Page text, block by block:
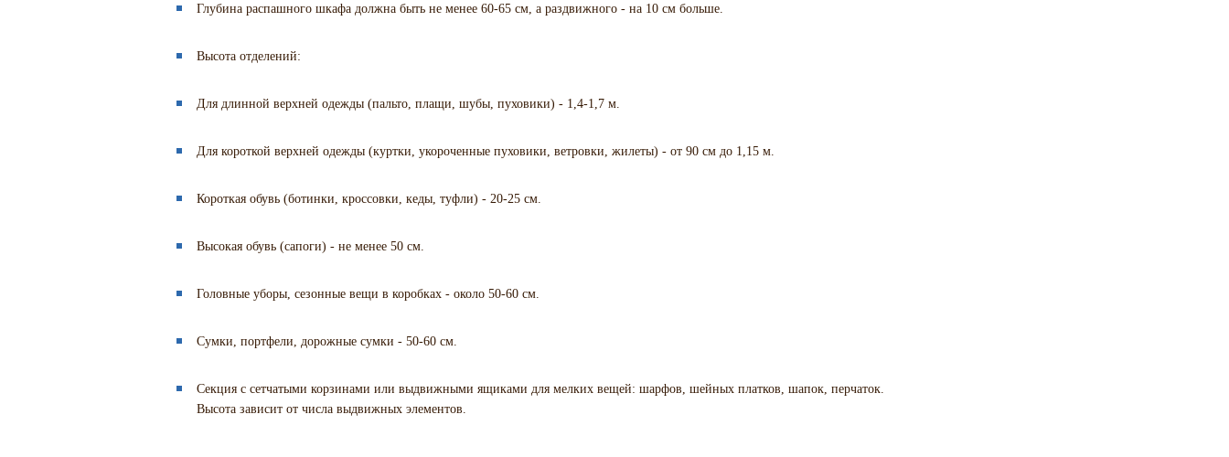
Глубина распашного шкафа должна быть не менее 60-65 см, а раздвижного - на 10 см больше.
Высота отделений:
Для длинной верхней одежды (пальто, плащи, шубы, пуховики) - 1,4-1,7 м.
Для короткой верхней одежды (куртки, укороченные пуховики, ветровки, жилеты) - от 90 см до 1,15 м.
Короткая обувь (ботинки, кроссовки, кеды, туфли) - 20-25 см.
Высокая обувь (сапоги) - не менее 50 см.
Головные уборы, сезонные вещи в коробках - около 50-60 см.
Сумки, портфели, дорожные сумки - 50-60 см.
Секция с сетчатыми корзинами или выдвижными ящиками для мелких вещей: шарфов, шейных платков, шапок, перчаток.
Высота зависит от числа выдвижных элементов.